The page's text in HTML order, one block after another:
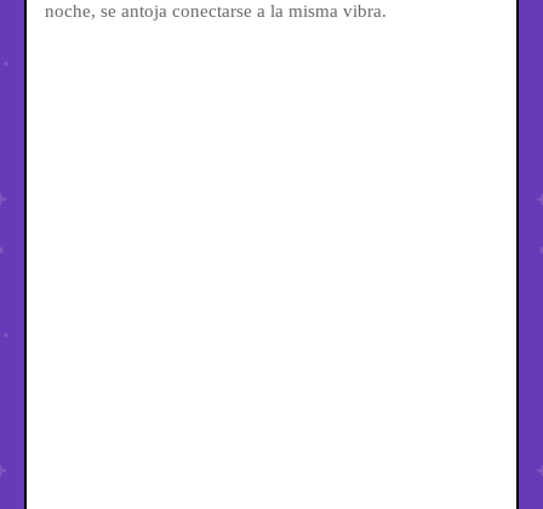
noche, se antoja conectarse a la misma vibra.